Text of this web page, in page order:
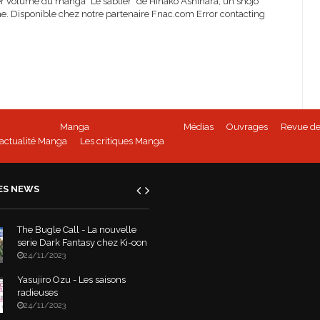
Disponible chez notre partenaire Fnac.com Error contacting
Manga
Manga
Les critiques Manga
Médias Ouvrages Revue
NEWS
The Bugle Call - La nouvelle
serie Dark Fantasy chez Ki-oon
24/11/2023
Yasujiro Ozu - Les saisons
radieuses
24/11/2023